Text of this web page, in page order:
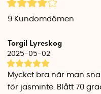
9 Kundomdömen
Torgil Lyreskog
2025-05-02
Mycket bra när man
för jasminte. Blått 70